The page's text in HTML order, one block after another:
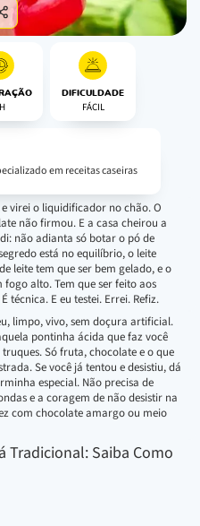
DIFICULDADE
FÁCIL
em receitas caseiras
virei o liquidificador no chão. O
não firmou. E a casa cheirou a
não adianta só botar o pó de
está no equilíbrio, o leite
leite tem que ser bem gelado, e o
alto. Tem que ser feito aos
técnica. E eu testei. Errei. Refiz.
limpo, vivo, sem doçura artificial.
pontinha ácida que faz você
Só fruta, chocolate e o que
Se você já tentou e desistiu, dá
especial. Não precisa de
e a coragem de não desistir na
com chocolate amargo ou meio
Tradicional: Saiba Como